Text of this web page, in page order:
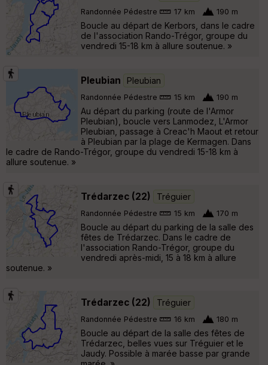
Randonnée Pédestre 17 km 190 m
Boucle au départ de Kerbors, dans le cadre
de l'association Rando-Trégor, groupe du
vendredi 15-18 km à allure soutenue. »
Pleubian Pleubian
Randonnée Pédestre 15 km 190 m
Au départ du parking (route de l'Armor
Pleubian), boucle vers Lanmodez, L'Armor
Pleubian, passage à Creac'h Maout et retour
à Pleubian par la plage de Kermagen. Dans
le cadre de Rando-Trégor, groupe du vendredi 15-18 km à
allure soutenue. »
Trédarzec (22) Tréguier
Randonnée Pédestre 15 km 170 m
Boucle au départ du parking de la salle des
fêtes de Trédarzec. Dans le cadre de
l'association Rando-Trégor, groupe du
vendredi après-midi, 15 à 18 km à allure
soutenue. »
Trédarzec (22) Tréguier
Randonnée Pédestre 16 km 180 m
Boucle au départ de la salle des fêtes de
Trédarzec, belles vues sur Tréguier et le
Jaudy. Possible à marée basse par grande